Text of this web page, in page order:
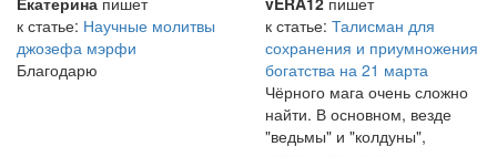
к статье: Научные молитвы
джозефа мэрфи
Благодарю
к статье: Талисман для
сохранения и приумножения
богатства на 21 марта
Чёрного мага очень сложно
найти. В основном, везде
"ведьмы" и "колдуны",